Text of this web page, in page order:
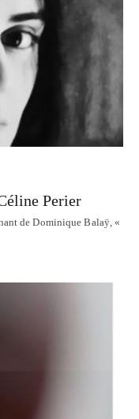
Perier
de Dominique Balaÿ, «